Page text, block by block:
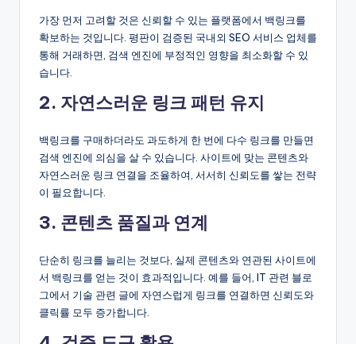
가장 먼저 고려할 것은 신뢰할 수 있는 플랫폼에서 백링크를
확보하는 것입니다. 평판이 검증된 국내외 SEO 서비스 업체를
통해 거래하면, 검색 엔진에 부정적인 영향을 최소화할 수 있
습니다.
2. 자연스러운 링크 패턴 유지
백링크를 구매하더라도 과도하게 한 번에 다수 링크를 만들면
검색 엔진에 의심을 살 수 있습니다. 사이트에 맞는 콘텐츠와
자연스러운 링크 연결을 조율하여, 서서히 신뢰도를 쌓는 전략
이 필요합니다.
3. 콘텐츠 품질과 연계
단순히 링크를 늘리는 것보다, 실제 콘텐츠와 연관된 사이트에
서 백링크를 얻는 것이 효과적입니다. 예를 들어, IT 관련 블로
그에서 기술 관련 글에 자연스럽게 링크를 연결하면 신뢰도와
클릭률 모두 증가합니다.